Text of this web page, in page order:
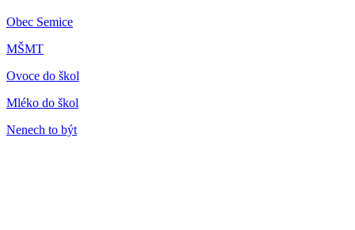
Obec Semice
MŠMT
Ovoce do škol
Mléko do škol
Nenech to být